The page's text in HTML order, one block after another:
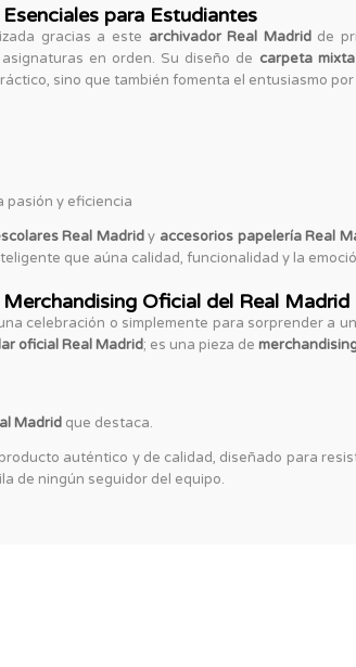
para Estudiantes
gracias a este archivador Real Madridde
en orden. Su diseño de carpeta
sino que también fomenta el entusiasmo
pasión y eficiencia
Real Madridy accesorios papelería Real
que aúna calidad, funcionalidad y la
Oficial del Real Madrid
celebración o simplemente para sorprender a
oficial Real Madrid; es una pieza de
Madrid que destaca.
auténtico y de calidad, diseñado para
de ningún seguidor del equipo.